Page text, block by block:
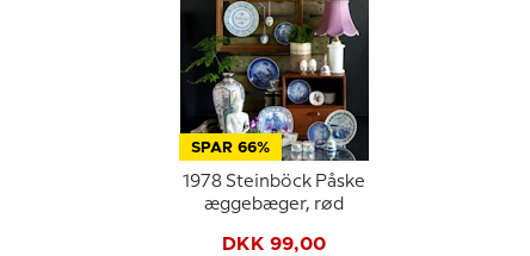
SPAR 66%
1978 Steinböck Påske
æggebæger, rød
DKK 99,00